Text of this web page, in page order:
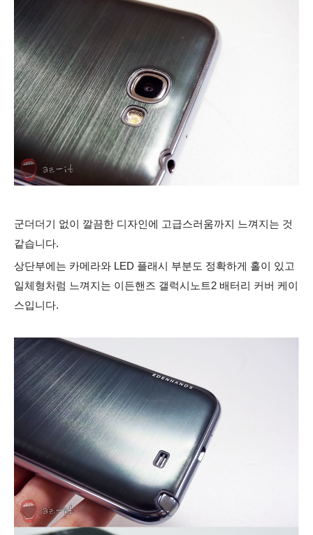
군더더기 없이 깔끔한 디자인에 고급스러움까지 느껴지는 것
같습니다.
상단부에는 카메라와 LED 플래시 부분도 정확하게 홀이 있고
일체형처럼 느껴지는 이든핸즈 갤럭시노트2 배터리 커버 케이
스입니다.